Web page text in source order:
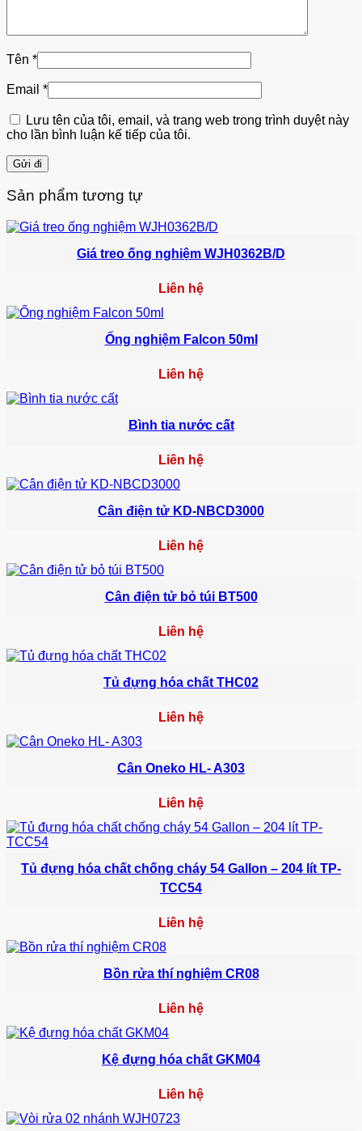
Tên *
Email *
Lưu tên của tôi, email, và trang web trong trình duyệt này
cho lần bình luận kế tiếp của tôi.
Sản phẩm tương tự
Giá treo ống nghiệm WJH0362B/D
Liên hệ
Ống nghiệm Falcon 50ml
Liên hệ
Bình tia nước cất
Liên hệ
Cân điện tử KD-NBCD3000
Liên hệ
Cân điện tử bỏ túi BT500
Liên hệ
Tủ đựng hóa chất THC02
Liên hệ
Cân Oneko HL- A303
Liên hệ
Tủ đựng hóa chất chống cháy 54 Gallon – 204 lít TP-
TCC54
Liên hệ
Bồn rửa thí nghiệm CR08
Liên hệ
Kệ đựng hóa chất GKM04
Liên hệ